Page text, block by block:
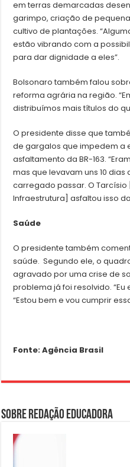
em terras demarcadas
garimpo, criação de
cultivo de plantações.
estão vibrando com a
para dar dignidade a eles”.
Bolsonaro também falou
reforma agrária na região.
distribuímos mais títulos do
O presidente disse que
de gargalos que impedem a
asfaltamento da BR-163.
mas que levavam uns 10
carregado passar. O Tarcísio
Infraestrutura] asfaltou isso
Saúde
O presidente também
saúde. Segundo ele, o
agravado por uma crise de
problema já foi resolvido. “Eu
“Estou bem e vou cumprir
Fonte: Agência Brasil
Sobre Redação Educadora